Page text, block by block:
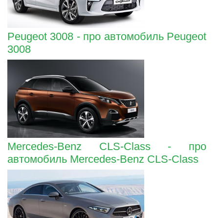
Peugeot 3008 - про автомобиль Peugeot
3008
Mercedes-Benz CLS-Class - про
автомобиль Mercedes-Benz CLS-Class